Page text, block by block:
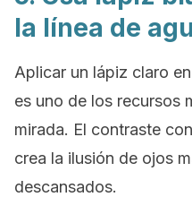
la línea de
Aplicar un lápiz claro
es uno de los recursos
mirada. El contraste
crea la ilusión de ojos
descansados.